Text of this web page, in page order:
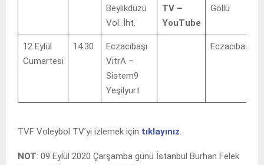
Beylikdüzü
Vol. İht.
TV –
YouTube
Göllü
12 Eylül
Cumartesi
14.30
Eczacıbaşı
VitrA –
Sistem9
Yeşilyurt
Eczacıbaşı
TVF Voleybol TV’yi izlemek için tıklayınız.
NOT: 09 Eylül 2020 Çarşamba günü İstanbul Burhan Felek